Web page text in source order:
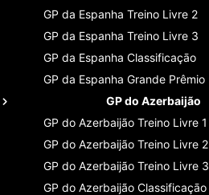
GP da Espanha Treino Livre 2
GP da Espanha Treino Livre 3
GP da Espanha Classificaçāo
GP da Espanha Grande Prêmio
GP do Azerbaijão
GP do Azerbaijão Treino Livre 1
GP do Azerbaijão Treino Livre 2
GP do Azerbaijão Treino Livre 3
GP do Azerbaijão Classificaçāo